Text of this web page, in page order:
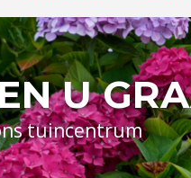
U
tuincentrum